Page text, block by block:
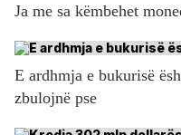
Ja me sa këmbehet
E ardhmja e bukurisë
zbulojnë pse